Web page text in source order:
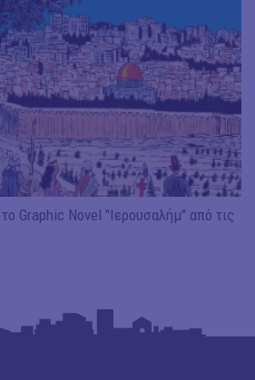
Graphic Novel "Ιερουσαλήμ" από τις